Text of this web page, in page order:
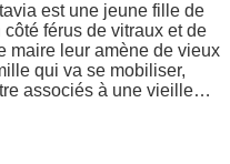
est une jeune fille de
férus de vitraux et de
maire leur amène de vieux
qui va se mobiliser,
associés à une vieille…